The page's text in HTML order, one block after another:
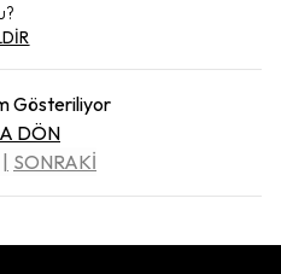
Gösteriliyor
DÖN
SONRAKİ